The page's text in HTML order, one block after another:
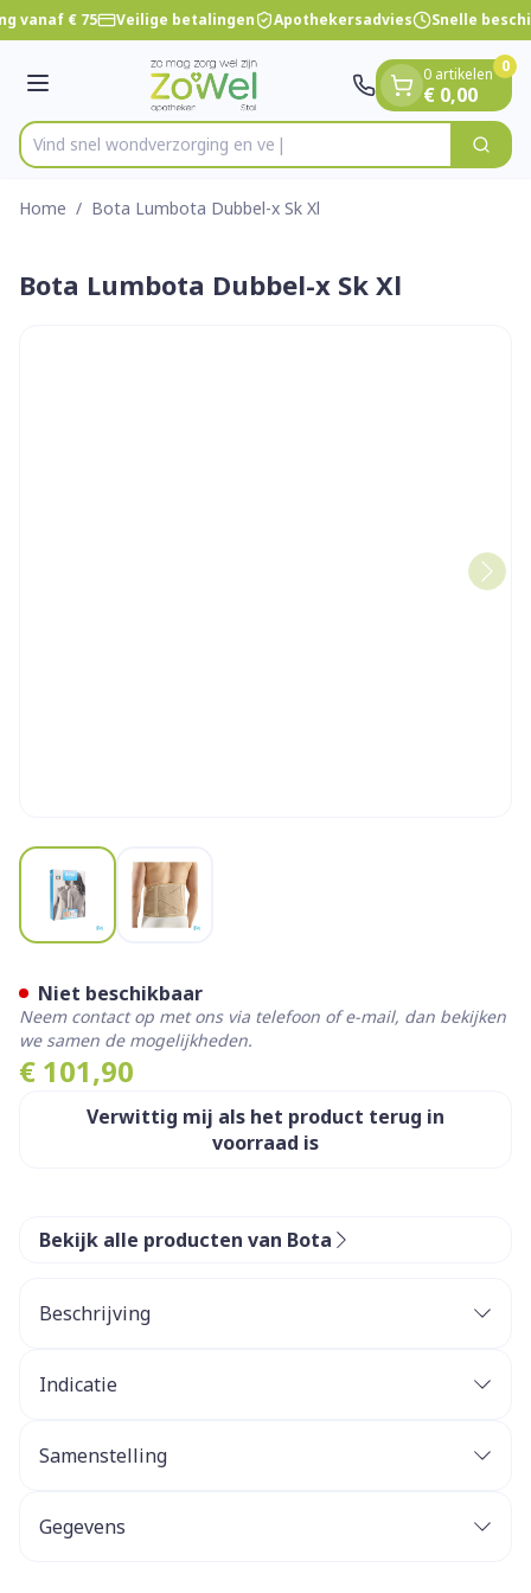
Ga naar de inhoud
1 van 1
vanaf € 75 Veilige betalingen Apothekersadvies Snelle
Menu
Product, merk, categorie...
Vind snel wondverzorgi Zoek
0 artikelen
€ 0,00
0
Home / Bota Lumbota Dubbel-x Sk Xl
Bota Lumbota Dubbel-x Sk Xl
View larger imageView larger image
€ 101,90
Verwittig mij als het product terug in
voorraad is
Niet beschikbaar
Neem contact op met ons via telefoon of e-mail, dan bekijken
we samen de mogelijkheden.
Bekijk alle producten van Bota
Beschrijving
Indicatie
Samenstelling
Gegevens